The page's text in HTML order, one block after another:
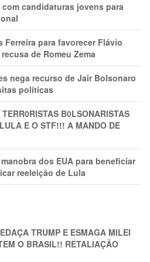
candidaturas jovens para
Ferreira para favorecer Flávio
de Romeu Zema
nega recurso de Jair Bolsonaro
políticas
B0LSONARlSTAS
E O STF!!! A MANDO DE
dos EUA para beneficiar
reeleição de Lula
TRUMP E ESMAGA MILEI
O BRASIL!! RETALIAÇÃO